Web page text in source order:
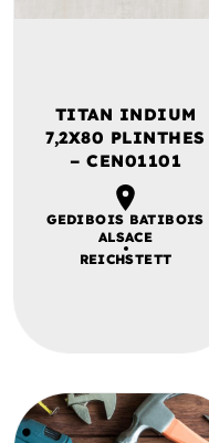
TITAN INDIUM
7,2X80 PLINTHES
– CEN01101
GEDIBOIS BATIBOIS
ALSACE
REICHSTETT